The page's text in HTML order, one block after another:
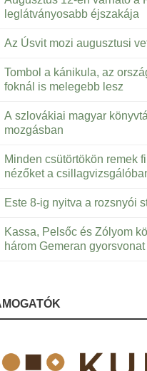
leglátványosabb éjszakája
Az Úsvit mozi augusztusi
Tombol a kánikula, az
foknál is melegebb lesz
A szlovákiai magyar
mozgásban
Minden csütörtökön remek
nézőket a
Este 8-ig nyitva a rozsnyói
Kassa, Pelsőc és Zólyom
három Gemeran